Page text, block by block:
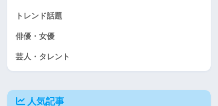
トレンド話題
俳優・女優
芸人・タレント
人気記事